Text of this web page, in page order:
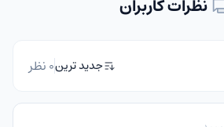
نظرات کاربران
جدید ترین0 نظر